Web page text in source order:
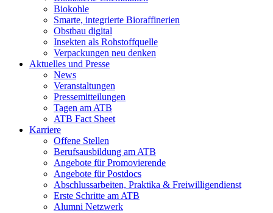
Biokohle
Smarte, integrierte Bioraffinerien
Obstbau digital
Insekten als Rohstoffquelle
Verpackungen neu denken
Aktuelles und Presse
News
Veranstaltungen
Pressemitteilungen
Tagen am ATB
ATB Fact Sheet
Karriere
Offene Stellen
Berufsausbildung am ATB
Angebote für Promovierende
Angebote für Postdocs
Abschlussarbeiten, Praktika & Freiwilligendienst
Erste Schritte am ATB
Alumni Netzwerk